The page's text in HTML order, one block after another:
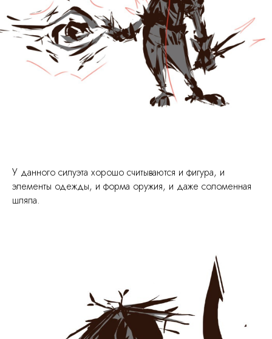
У данного силуэта хорошо считываются и фигура, и
элементы одежды, и форма оружия, и даже соломенная
шляпа.